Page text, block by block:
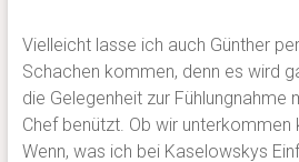
Vielleicht lasse ich auch Günther
Schachen kommen, denn es wird
die Gelegenheit zur Fühlungnahme
Chef benützt. Ob wir unterkommen
Wenn, was ich bei Kaselowskys